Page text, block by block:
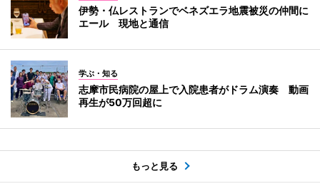
伊勢・仏レストランでベネズエラ地震被災の仲間に
エール 現地と通信
学ぶ・知る
志摩市民病院の屋上で入院患者がドラム演奏 動画
再生が50万回超に
もっと見る